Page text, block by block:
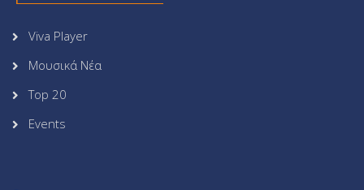
Viva Player
Μουσικά Νέα
Top 20
Events